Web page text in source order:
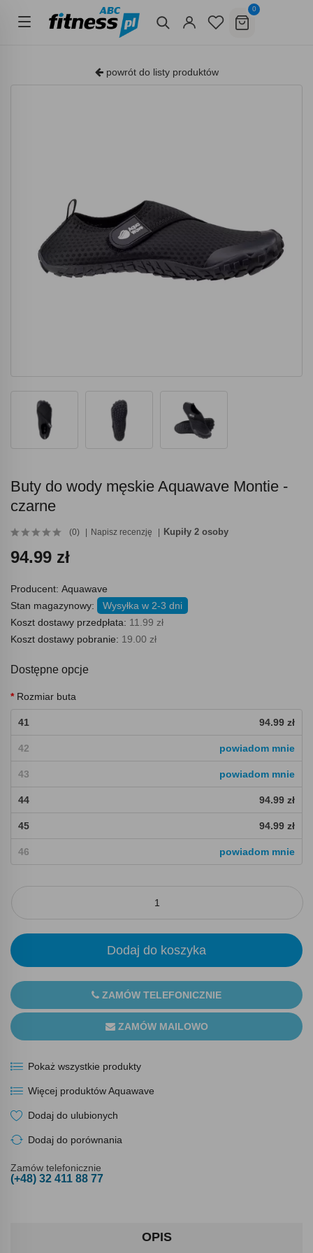
0
powrót do listy produktów
Buty do wody męskie Aquawave Montie -
czarne
(0) Napisz recenzję Kupiły 2 osoby
94.99 zł
Producent: Aquawave
Stan magazynowy:
Wysyłka w 2-3 dni
Koszt dostawy przedpłata: 11.99 zł
Koszt dostawy pobranie: 19.00 zł
Dostępne opcje
Rozmiar buta
41 94.99 zł
42 powiadom mnie
43 powiadom mnie
44 94.99 zł
45 94.99 zł
46 powiadom mnie
Dodaj do koszyka
ZAMÓW TELEFONICZNIE
ZAMÓW MAILOWO
Pokaż wszystkie produkty
Więcej produktów Aquawave
Dodaj do ulubionych
Dodaj do porównania
Zamów telefonicznie
(+48) 32 411 88 77
OPIS